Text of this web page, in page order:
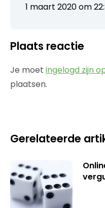
1 maart 2020 om
Plaats reactie
Je moet ingelogd zijn
plaatsen.
Gerelateerde